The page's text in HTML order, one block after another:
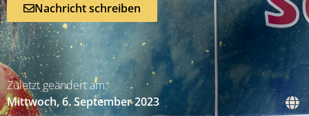
Nachricht schreiben
Zuletzt geändert am:
Mittwoch, 6. September 2023